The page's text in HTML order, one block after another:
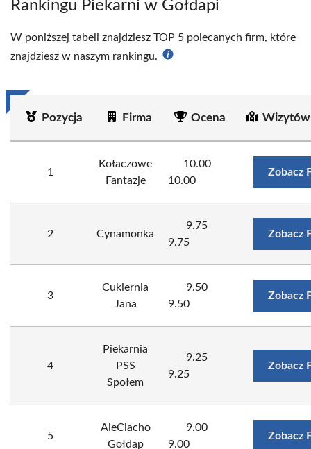
Rankingu Piekarni w Gołdapi
W poniższej tabeli znajdziesz TOP 5 polecanych firm, które
znajdziesz w naszym rankingu.
Pozycja Firma Ocena
1
Kołaczowe
Fantazje
10.00
10.00
Zobacz
2 Cynamonka
9.75
9.75
Zobacz
3
Cukiernia
Jana
9.50
9.50
Zobacz
4
Piekarnia
PSS
Społem
9.25
9.25
Zobacz
5
AleCiacho
Gołdap
9.00
9.00
Zobacz